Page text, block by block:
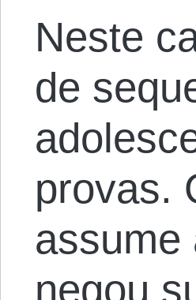
Neste
de
provas.
assume
negou